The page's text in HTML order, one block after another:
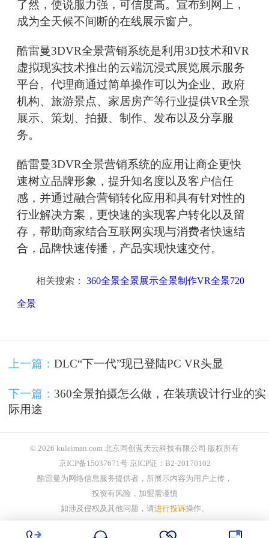
了然，使说服力强，可信度高。宣布到网上，
成为全天候不间断的在线展示窗户。
酷雷曼3DVR全景营销系统是利用3D技术和VR
虚拟现实技术推出的云端沉浸式展览展示服务
平台。代理商通过简单操作可以为企业、政府
机构、旅游景点、家居房产等行业提供VR全景
展示、策划、拍摄、制作、发布以及分享服
务。
酷雷曼3DVR全景营销系统的应用让商企更快
速树立品牌形象，提升知名度以及客户信任
感，并通过融合营销转化应用和具有针对性的
行业解决方案，更快速的实现客户转化以及留
存，帮助商家结合互联网实现与消费者快速结
合，品牌快速传播，产品实现快速交付。
相关搜索： 360全景全景展示全景制作VR全景720
全景
上一篇： DLC“下一代”现已登陆PC VR头显
下一篇： 360全景拍摄怎么做，在装璜设计行业的实
际用途
© 2026 kuleiman.com 北京同创蓝天云科技有限公司 版权所有
京ICP备15037671号 京ICP证：B2-20170102
酷雷曼为网络信息服务提供者，所展示内容为用户上传，
投资有风险，加盟需谨慎
如涉及侵权及其他问题，请进行投诉操作。